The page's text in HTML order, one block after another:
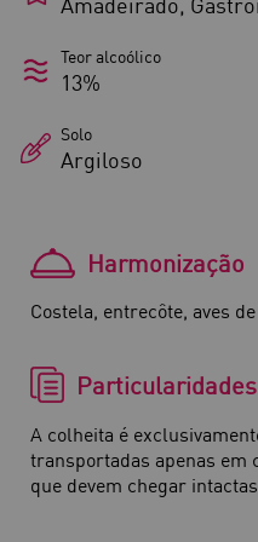
Amadeirado,
Teor alcoólico
13%
Solo
Argiloso
Harmonização
Costela, entrecôte, aves
Particularidades
A colheita é
transportadas apenas em
que devem chegar